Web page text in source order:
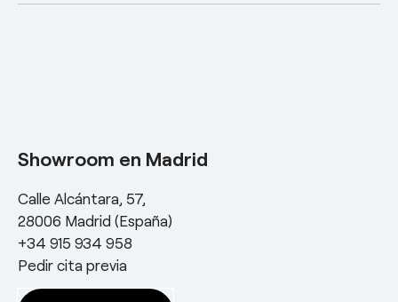
Showroom en Madrid
Calle Alcántara, 57,
28006 Madrid (España)
+34 915 934 958
Pedir cita previa